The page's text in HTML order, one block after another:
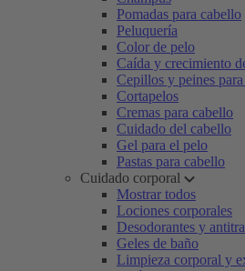
Pomadas para cabello
Peluquería
Color de pelo
Caída y crecimiento
Cepillos y peines
Cortapelos
Cremas para cabello
Cuidado del cabello
Gel para el pelo
Pastas para cabello
Cuidado corporal
Mostrar todos
Lociones corporales
Desodorantes y
Geles de baño
Limpieza corporal y